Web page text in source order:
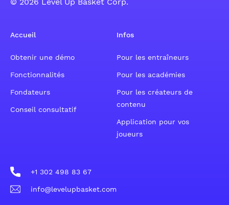
Accueil
Obtenir une démo
Fonctionnalités
Fondateurs
Conseil consultatif
Infos
Pour les entraîneurs
Pour les académies
Pour les créateurs de
contenu
Application pour vos
joueurs
+1 302 498 83 67
info@levelupbasket.com